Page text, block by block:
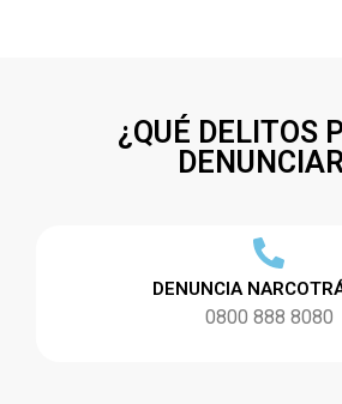
¿QUÉ DELITOS
DENUNCIA
0800 888 8080